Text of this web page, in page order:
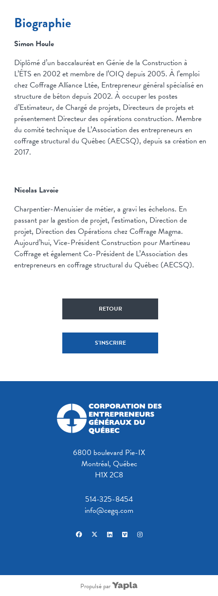
Biographie
Simon Houle
Diplômé d’un baccalauréat en Génie de la Construction à
L’ÉTS en 2002 et membre de l’OIQ depuis 2005. À l’emploi
chez Coffrage Alliance Ltée, Entrepreneur général spécialisé en
structure de béton depuis 2002. À occuper les postes
d’Estimateur, de Chargé de projets, Directeurs de projets et
présentement Directeur des opérations construction. Membre
du comité technique de L’Association des entrepreneurs en
coffrage structural du Québec (AECSQ), depuis sa création en
2017.
Nicolas Lavoie
Charpentier-Menuisier de métier, a gravi les échelons. En
passant par la gestion de projet, l’estimation, Direction de
projet, Direction des Opérations chez Coffrage Magma.
Aujourd’hui, Vice-Président Construction pour Martineau
Coffrage et également Co-Président de L’Association des
entrepreneurs en coffrage structural du Québec (AECSQ).
S'INSCRIRE
RETOUR
6800 boulevard Pie-IX
Montréal, Québec
H1X 2C8
514-325-8454
info@cegq.com
facebookx-twitterlinkedinvimeoinstagram
Propulsé par